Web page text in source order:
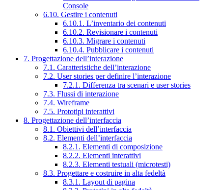
Console
6.10. Gestire i contenuti
6.10.1. L’inventario dei contenuti
6.10.2. Revisionare i contenuti
6.10.3. Migrare i contenuti
6.10.4. Pubblicare i contenuti
7. Progettazione dell’interazione
7.1. Caratteristiche dell’interazione
7.2. User stories per definire l’interazione
7.2.1. Differenza tra scenari e user stories
7.3. Flussi di interazione
7.4. Wireframe
7.5. Prototipi interattivi
8. Progettazione dell’interfaccia
8.1. Obiettivi dell’interfaccia
8.2. Elementi dell’interfaccia
8.2.1. Elementi di composizione
8.2.2. Elementi interattivi
8.2.3. Elementi testuali (microtesti)
8.3. Progettare e costruire in alta fedeltà
8.3.1. Layout di pagina